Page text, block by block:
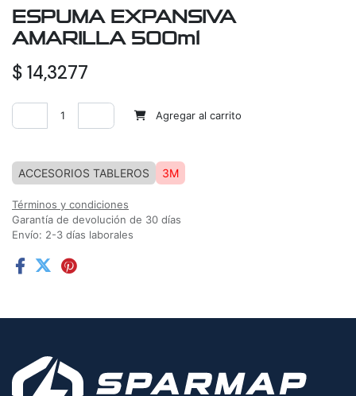
ESPUMA EXPANSIVA
AMARILLA 500ml
$ 14,3277
Agregar al carrito
ACCESORIOS TABLEROS 3M
Términos y condiciones
Garantía de devolución de 30 días
Envío: 2-3 días laborales